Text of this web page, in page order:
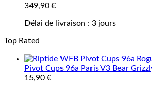
349,90 €
Délai de livraison : 3 jours
Top Rated
Pivot Cups 96a Paris V3 Bear
15,90 €